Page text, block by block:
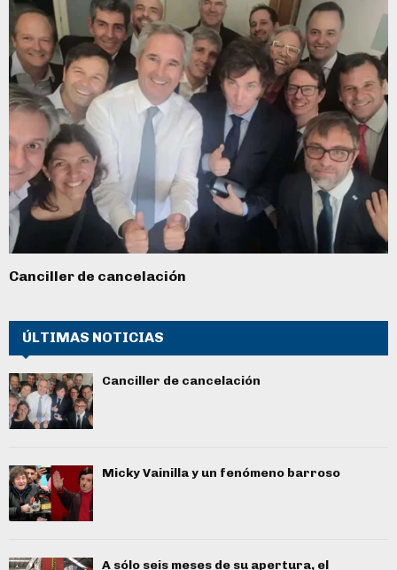
Canciller de cancelación
ÚLTIMAS NOTICIAS
Canciller de cancelación
Micky Vainilla y un fenómeno barroso
A sólo seis meses de su apertura, el